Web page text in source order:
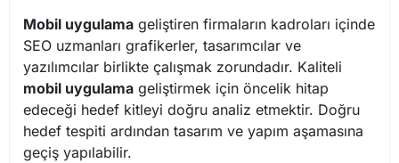
Mobil uygulama geliştiren firmaların kadroları içinde
SEO uzmanları grafikerler, tasarımcılar ve
yazılımcılar birlikte çalışmak zorundadır. Kaliteli
mobil uygulama geliştirmek için öncelik hitap
edeceği hedef kitleyi doğru analiz etmektir. Doğru
hedef tespiti ardından tasarım ve yapım aşamasına
geçiş yapılabilir.